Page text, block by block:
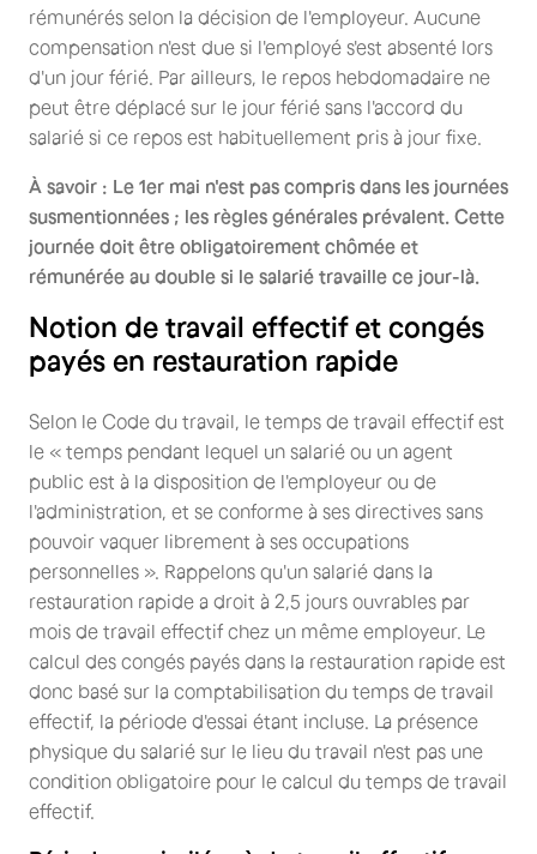
rémunérés selon la décision de l'employeur. Aucune
compensation n'est due si l'employé s'est absenté lors
d'un jour férié. Par ailleurs, le repos hebdomadaire ne
peut être déplacé sur le jour férié sans l'accord du
salarié si ce repos est habituellement pris à jour fixe.
À savoir : Le 1er mai n'est pas compris dans les journées
susmentionnées ; les règles générales prévalent. Cette
journée doit être obligatoirement chômée et
rémunérée au double si le salarié travaille ce jour-là.
Notion de travail effectif et congés
payés en restauration rapide
Selon le Code du travail, le temps de travail effectif est
le « temps pendant lequel un salarié ou un agent
public est à la disposition de l'employeur ou de
l'administration, et se conforme à ses directives sans
pouvoir vaquer librement à ses occupations
personnelles ». Rappelons qu'un salarié dans la
restauration rapide a droit à 2,5 jours ouvrables par
mois de travail effectif chez un même employeur. Le
calcul des congés payés dans la restauration rapide est
donc basé sur la comptabilisation du temps de travail
effectif, la période d'essai étant incluse. La présence
physique du salarié sur le lieu du travail n'est pas une
condition obligatoire pour le calcul du temps de travail
effectif.